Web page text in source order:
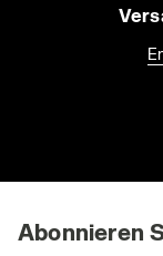
Abonnieren